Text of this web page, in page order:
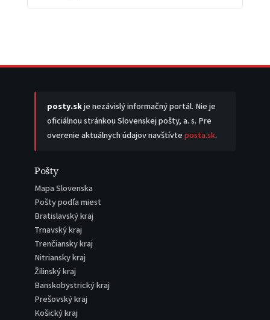
posty.skje nezávislý informačný portál. Nie je
oficiálnou stránkou Slovenskej pošty, a. s. Pre
overenie aktuálnych údajov navštívteposta.sk.
Pošty
Mapa Slovenska
Pošty podľa miest
Bratislavský kraj
Trnavský kraj
Trenčiansky kraj
Nitriansky kraj
Žilinský kraj
Banskobystrický kraj
Prešovský kraj
Košický kraj